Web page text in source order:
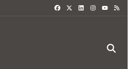
FACEBOOKLINKEDININSTAGRAM